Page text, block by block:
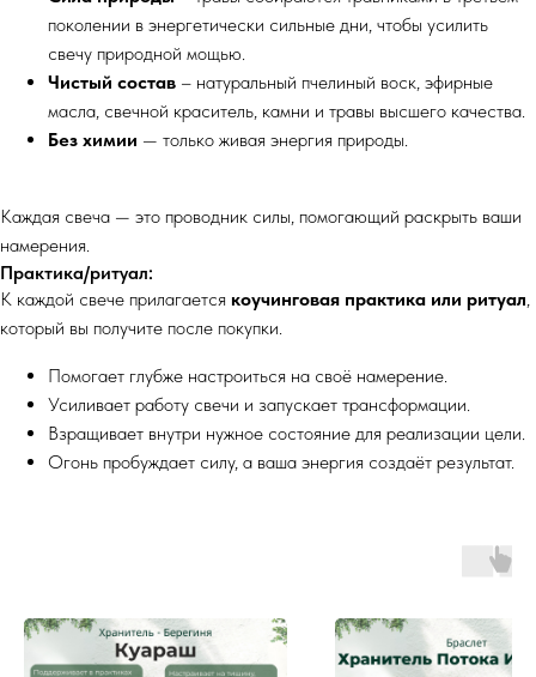
поколении в энергетически сильные дни, чтобы усилить
свечу природной мощью.
Чистый состав – натуральный пчелиный воск, эфирные
масла, свечной краситель, камни и травы высшего качества.
Без химии — только живая энергия природы.
Каждая свеча — это проводник силы, помогающий раскрыть ваши
намерения.
Практика/ритуал:
К каждой свече прилагается коучинговая практика или ритуал,
который вы получите после покупки.
Помогает глубже настроиться на своё намерение.
Усиливает работу свечи и запускает трансформации.
Взращивает внутри нужное состояние для реализации цели.
Огонь пробуждает силу, а ваша энергия создаёт результат.